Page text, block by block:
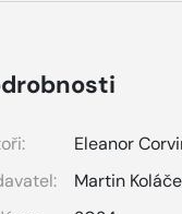
Eleanor
Martin